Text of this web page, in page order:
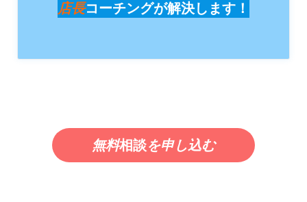
店長コーチングが解決します！
無料相談を申し込む